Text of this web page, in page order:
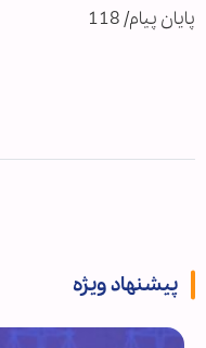
پایان پیام/ 118
پیشنهاد ویژه